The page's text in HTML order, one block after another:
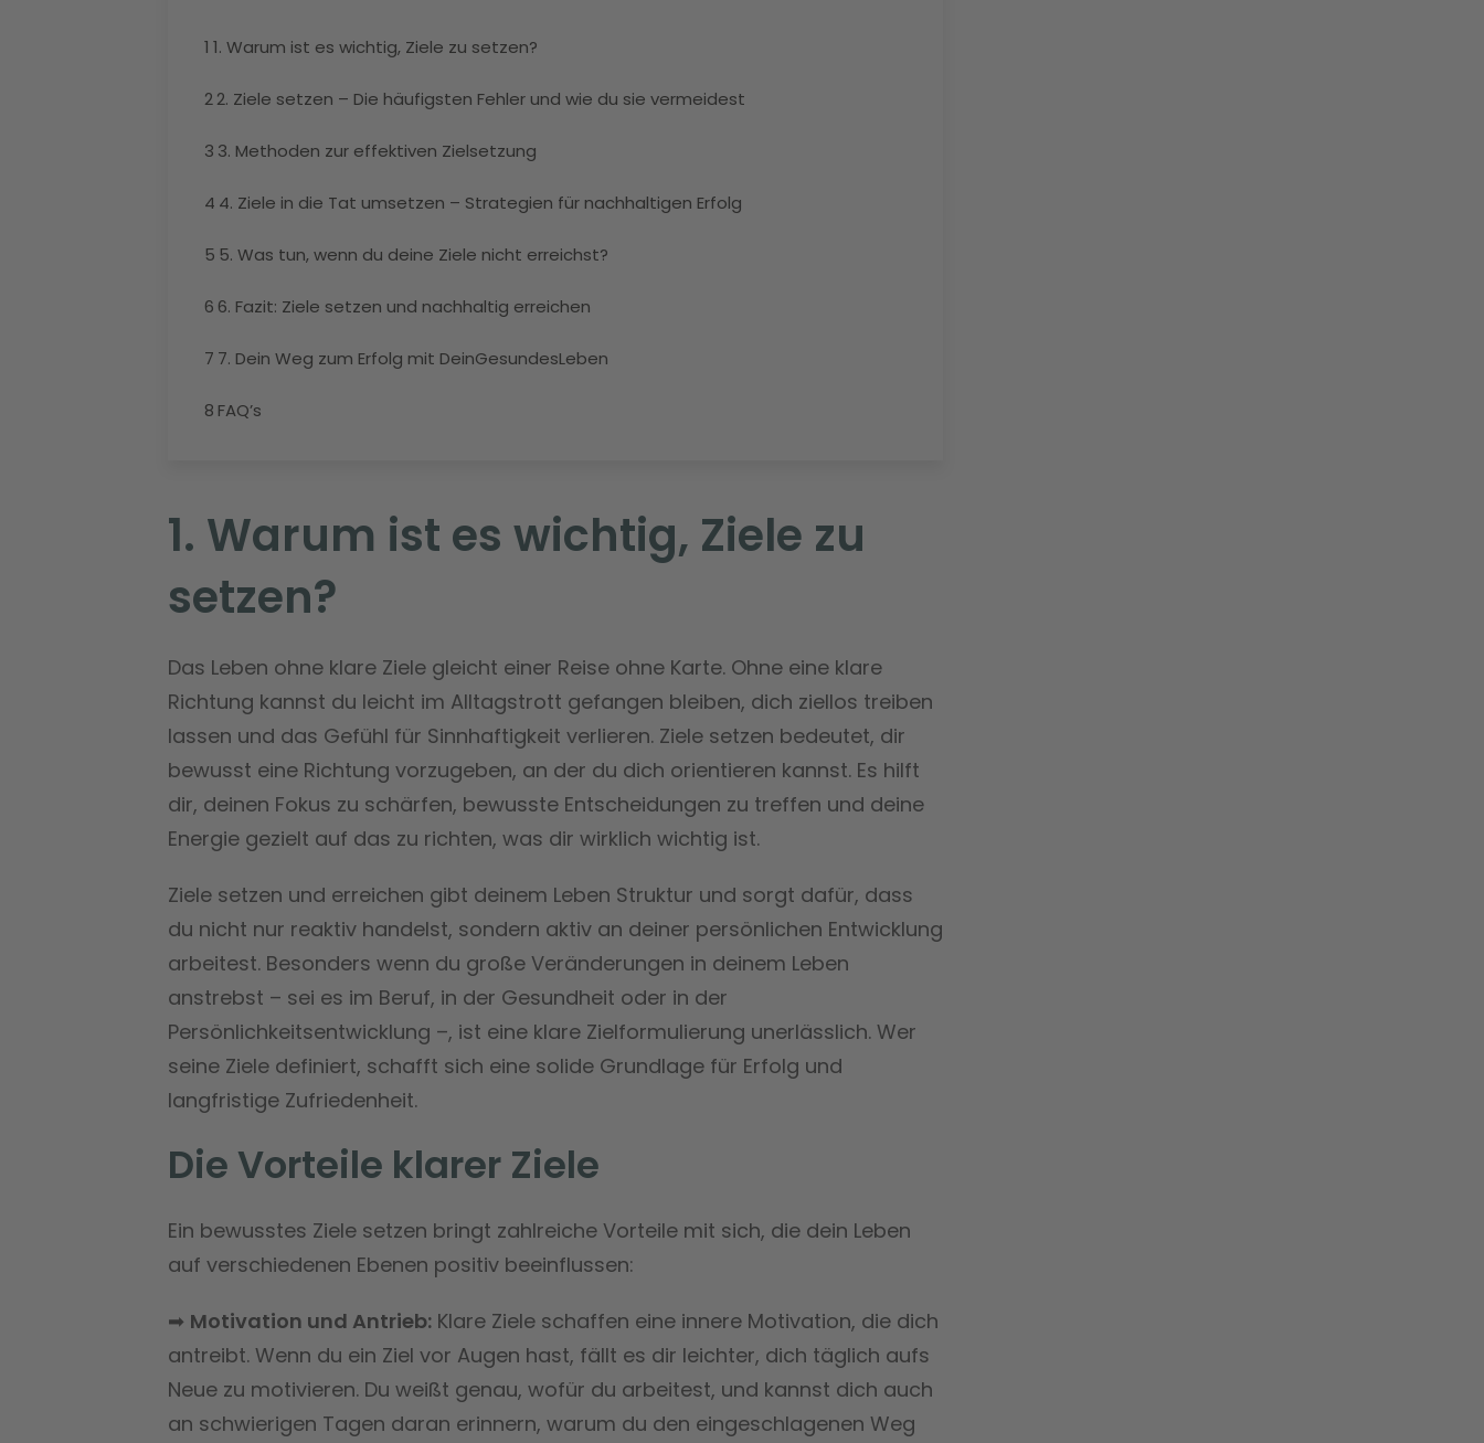
1 1. Warum ist es wichtig, Ziele zu setzen?
22. Ziele setzen – Die häufigsten Fehler und wie du sie vermeidest
3 3. Methoden zur effektiven Zielsetzung
4 4. Ziele in die Tat umsetzen – Strategien für nachhaltigen Erfolg
5 5. Was tun, wenn du deine Ziele nicht erreichst?
6 6. Fazit: Ziele setzen und nachhaltig erreichen
7 7. Dein Weg zum Erfolg mit DeinGesundesLeben
8 FAQ’s
1. Warum ist es wichtig, Ziele zu
setzen?
Das Leben ohne klare Ziele gleicht einer Reise ohne Karte. Ohne eine klare
Richtung kannst du leicht im Alltagstrott gefangen bleiben, dich ziellos treiben
lassen und das Gefühl für Sinnhaftigkeit verlieren. Ziele setzen bedeutet, dir
bewusst eine Richtung vorzugeben, an der du dich orientieren kannst. Es hilft
dir, deinen Fokus zu schärfen, bewusste Entscheidungen zu treffen und deine
Energie gezielt auf das zu richten, was dir wirklich wichtig ist.
Ziele setzen und erreichen gibt deinem Leben Struktur und sorgt dafür, dass
du nicht nur reaktiv handelst, sondern aktiv an deiner persönlichen Entwicklung
arbeitest. Besonders wenn du große Veränderungen in deinem Leben
anstrebst – sei es im Beruf, in der Gesundheit oder in der
Persönlichkeitsentwicklung –, ist eine klare Zielformulierung unerlässlich. Wer
seine Ziele definiert, schafft sich eine solide Grundlage für Erfolg und
langfristige Zufriedenheit.
Die Vorteile klarer Ziele
Ein bewusstes Ziele setzen bringt zahlreiche Vorteile mit sich, die dein Leben
auf verschiedenen Ebenen positiv beeinflussen:
➡ Motivation und Antrieb: Klare Ziele schaffen eine innere Motivation, die dich
antreibt. Wenn du ein Ziel vor Augen hast, fällt es dir leichter, dich täglich aufs
Neue zu motivieren. Du weißt genau, wofür du arbeitest, und kannst dich auch
an schwierigen Tagen daran erinnern, warum du den eingeschlagenen Weg